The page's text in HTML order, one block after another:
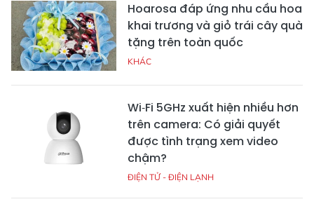
Hoarosa đáp ứng nhu cầu hoa
khai trương và giỏ trái cây quà
tặng trên toàn quốc
KHÁC
Wi‑Fi 5GHz xuất hiện nhiều hơn
trên camera: Có giải quyết
được tình trạng xem video
chậm?
ĐIỆN TỬ - ĐIỆN LẠNH